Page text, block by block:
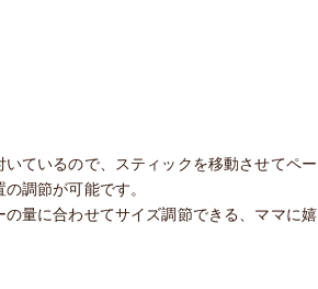
いているので、スティックを移動させてペー
調節が可能です。
の量に合わせてサイズ調節できる、ママに嬉